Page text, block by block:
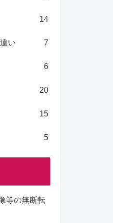
14
い 7
6
20
15
5
等の無断転